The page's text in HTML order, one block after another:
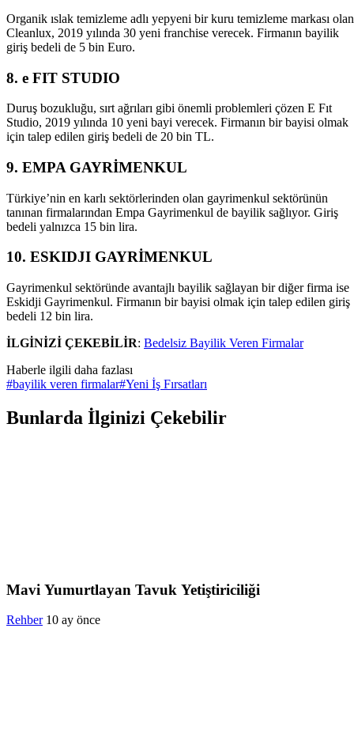
Organik ıslak temizleme adlı yepyeni bir kuru temizleme markası olan
Cleanlux, 2019 yılında 30 yeni franchise verecek. Firmanın bayilik
giriş bedeli de 5 bin Euro.
8. e FIT STUDIO
Duruş bozukluğu, sırt ağrıları gibi önemli problemleri çözen E Fıt
Studio, 2019 yılında 10 yeni bayi verecek. Firmanın bir bayisi olmak
için talep edilen giriş bedeli de 20 bin TL.
9. EMPA GAYRİMENKUL
Türkiye’nin en karlı sektörlerinden olan gayrimenkul sektörünün
tanınan firmalarından Empa Gayrimenkul de bayilik sağlıyor. Giriş
bedeli yalnızca 15 bin lira.
10. ESKIDJI GAYRİMENKUL
Gayrimenkul sektöründe avantajlı bayilik sağlayan bir diğer firma ise
Eskidji Gayrimenkul. Firmanın bir bayisi olmak için talep edilen giriş
bedeli 12 bin lira.
İLGİNİZİ ÇEKEBİLİR: Bedelsiz Bayilik Veren Firmalar
Haberle ilgili daha fazlası
#bayilik veren firmalar#Yeni İş Fırsatları
Bunlarda İlginizi Çekebilir
Mavi Yumurtlayan Tavuk Yetiştiriciliği
Rehber 10 ay önce